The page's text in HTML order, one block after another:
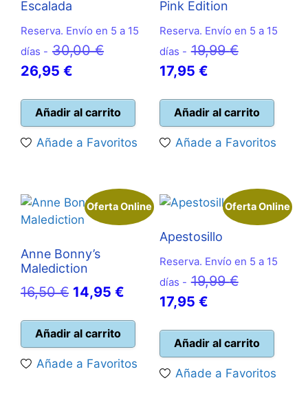
Escalada
Reserva. Envío en 5 a 15
días - 30,00€El
era:
30,00 €.
26,95 €
actual
es:
26,95 €.
Añadir al carrito
Añade a Favoritos
Pink Edition
Reserva. Envío en 5 a 15
días - 19,99€El
era:
19,99 €.
17,95 €El
actual
es:
17,95 €.
Añadir al carrito
Añade a Favoritos
Oferta Online
Anne Bonny’s
Malediction
16,50€ El
original
era:
16,50 €.
14,95 €
precio
actual
es:
14,95 €.
Añadir al carrito
Añade a Favoritos
Oferta Online
Apestosillo
Reserva. Envío en 5 a 15
días - 19,99€El
era:
19,99 €.
17,95 €El
actual
es:
17,95 €.
Añadir al carrito
Añade a Favoritos